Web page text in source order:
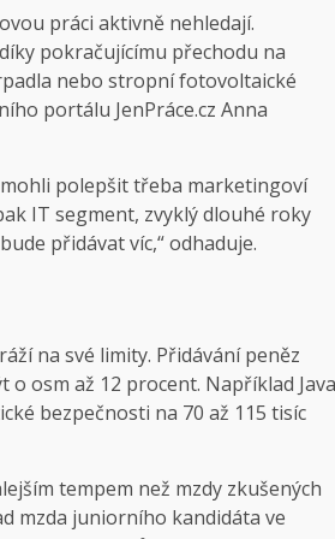
práci aktivně nehledají.
pokračujícímu přechodu na
nebo stropní fotovoltaické
portálu JenPráce.cz Anna
polepšit třeba marketingoví
IT segment, zvyklý dlouhé roky
přidávat víc,“ odhaduje.
na své limity. Přidávání peněz
osm až 12 procent. Například Java
bezpečnosti na 70 až 115 tisíc
tempem než mzdy zkušených
mzda juniorního kandidáta ve